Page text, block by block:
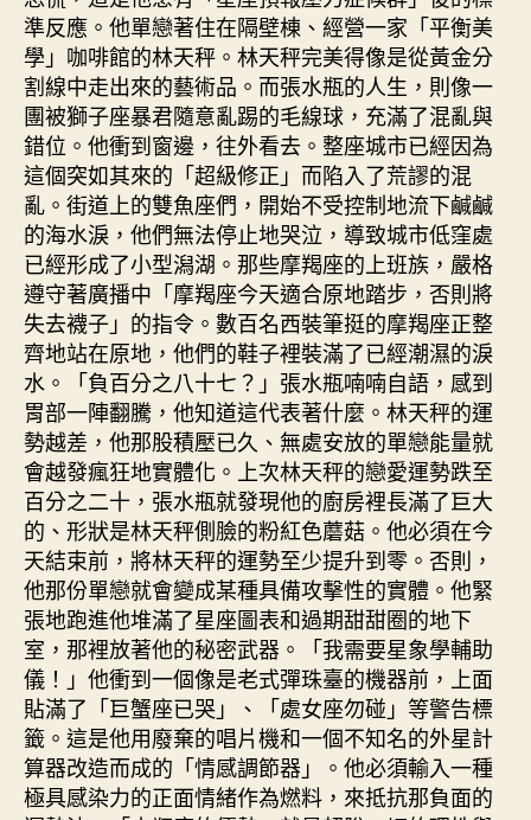
準反應。他單戀著住在隔壁棟、經營一家「平衡美
學」咖啡館的林天秤。林天秤完美得像是從黃金分
割線中走出來的藝術品。而張水瓶的人生，則像一
團被獅子座暴君隨意亂踢的毛線球，充滿了混亂與
錯位。他衝到窗邊，往外看去。整座城市已經因為
這個突如其來的「超級修正」而陷入了荒謬的混
亂。街道上的雙魚座們，開始不受控制地流下鹹鹹
的海水淚，他們無法停止地哭泣，導致城市低窪處
已經形成了小型潟湖。那些摩羯座的上班族，嚴格
遵守著廣播中「摩羯座今天適合原地踏步，否則將
失去襪子」的指令。數百名西裝筆挺的摩羯座正整
齊地站在原地，他們的鞋子裡裝滿了已經潮濕的淚
水。「負百分之八十七？」張水瓶喃喃自語，感到
胃部一陣翻騰，他知道這代表著什麼。林天秤的運
勢越差，他那股積壓已久、無處安放的單戀能量就
會越發瘋狂地實體化。上次林天秤的戀愛運勢跌至
百分之二十，張水瓶就發現他的廚房裡長滿了巨大
的、形狀是林天秤側臉的粉紅色蘑菇。他必須在今
天結束前，將林天秤的運勢至少提升到零。否則，
他那份單戀就會變成某種具備攻擊性的實體。他緊
張地跑進他堆滿了星座圖表和過期甜甜圈的地下
室，那裡放著他的秘密武器。「我需要星象學輔助
儀！」他衝到一個像是老式彈珠臺的機器前，上面
貼滿了「巨蟹座已哭」、「處女座勿碰」等警告標
籤。這是他用廢棄的唱片機和一個不知名的外星計
算器改造而成的「情感調節器」。他必須輸入一種
極具感染力的正面情緒作為燃料，來抵抗那負面的